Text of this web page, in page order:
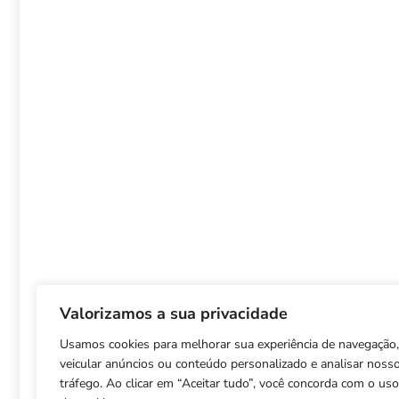
Valorizamos a sua privacidade
Usamos cookies para melhorar sua experiência de navegação,
veicular anúncios ou conteúdo personalizado e analisar
tráfego. Ao clicar em “Aceitar tudo”, você concorda com o uso